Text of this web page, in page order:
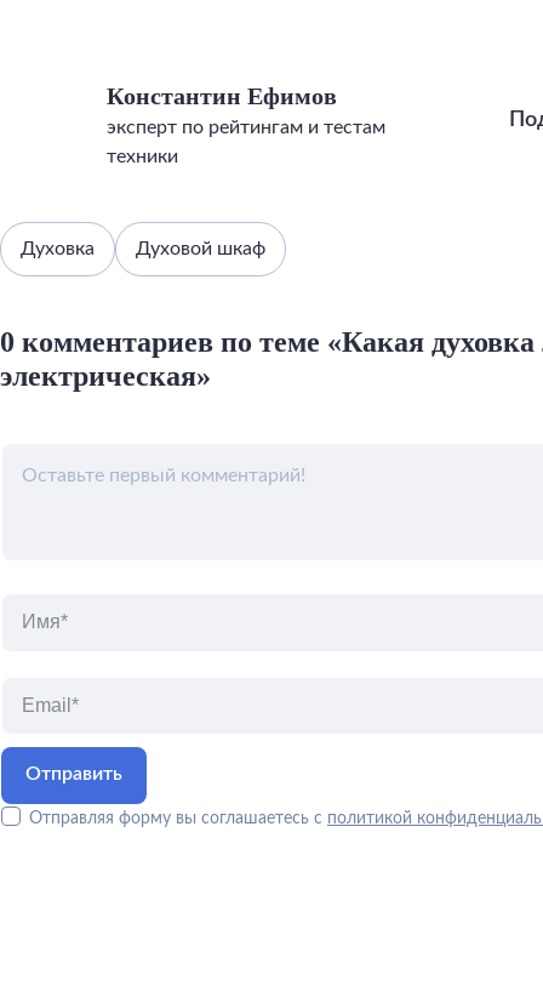
Константин Ефимов
эксперт по рейтингам и тестам
техники
Духовка Духовой шкаф
0 комментариев по теме «Какая
электрическая»
Отправляя форму вы соглашаетесь с политикой